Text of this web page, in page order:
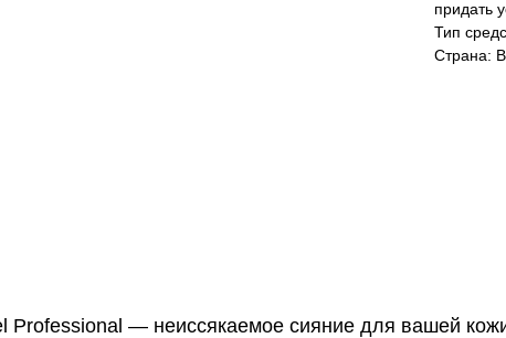
придать
Тип
Страна:
Professional — неиссякаемое сияние для вашей